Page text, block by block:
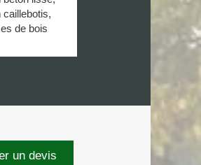
de bois
un devis